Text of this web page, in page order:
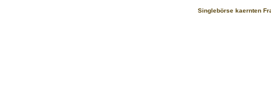
Singlebörse kaernten